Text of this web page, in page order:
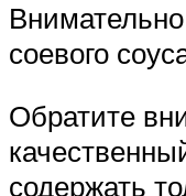
соевого
Обратите
содержать